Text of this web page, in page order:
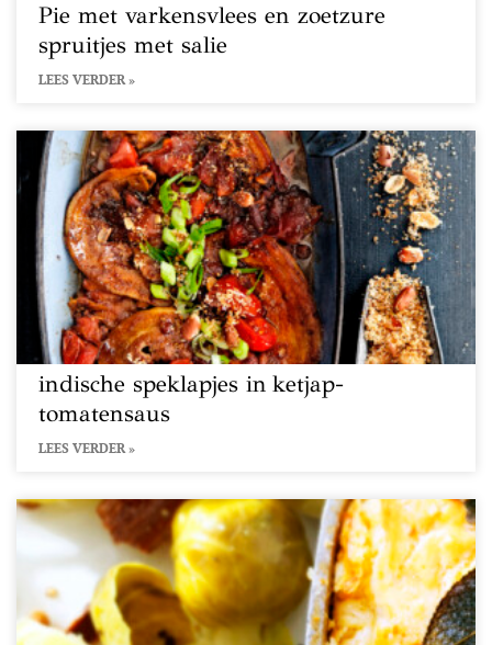
Pie met varkensvlees en zoetzure
spruitjes met salie
LEES VERDER »
indische speklapjes in ketjap-
tomatensaus
LEES VERDER »